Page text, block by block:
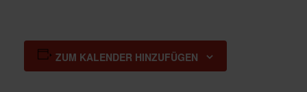
ZUM KALENDER HINZUFÜGEN